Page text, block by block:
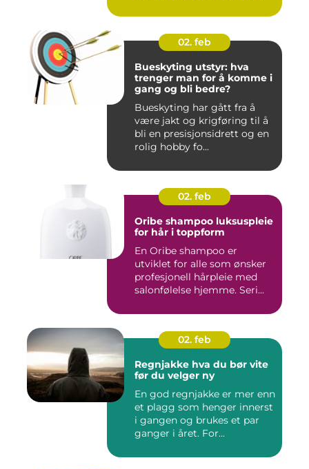
02. feb
Bueskyting utstyr: hva
trenger man for å komme i
gang og bli bedre?
Bueskyting har gått fra å
være jakt og krigføring til å
bli en presisjonsidrett og en
rolig hobby fo...
02. feb
Oribe shampoo luksuspleie
for hår i toppform
En Oribe shampoo er
utviklet for alle som ønsker
profesjonell hårpleie med
salonfølelse hjemme. Seri...
02. feb
Regnjakke hva du bør vite
før du velger ny
En god regnjakke er mer enn
et plagg som henger innerst
i gangen og brukes et par
ganger i året. For...